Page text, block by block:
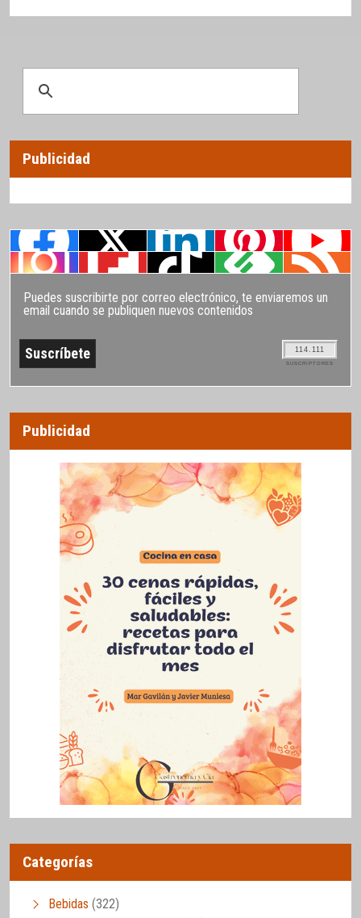
Publicidad
Puedes suscribirte por correo electrónico, te enviaremos un
email cuando se publiquen nuevos contenidos
114.111
SUSCRIPTORES
Publicidad
Categorías
Bebidas (322)